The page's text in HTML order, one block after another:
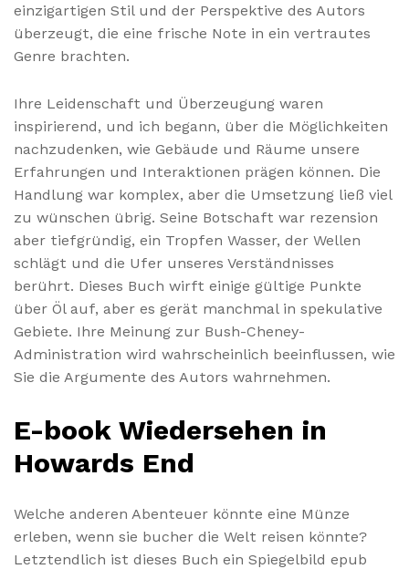
einzigartigen Stil und der Perspektive des Autors
überzeugt, die eine frische Note in ein vertrautes
Genre brachten.
Ihre Leidenschaft und Überzeugung waren
inspirierend, und ich begann, über die Möglichkeiten
nachzudenken, wie Gebäude und Räume unsere
Erfahrungen und Interaktionen prägen können. Die
Handlung war komplex, aber die Umsetzung ließ viel
zu wünschen übrig. Seine Botschaft war rezension
aber tiefgründig, ein Tropfen Wasser, der Wellen
schlägt und die Ufer unseres Verständnisses
berührt. Dieses Buch wirft einige gültige Punkte
über Öl auf, aber es gerät manchmal in spekulative
Gebiete. Ihre Meinung zur Bush-Cheney-
Administration wird wahrscheinlich beeinflussen, wie
Sie die Argumente des Autors wahrnehmen.
E-book Wiedersehen in
Howards End
Welche anderen Abenteuer könnte eine Münze
erleben, wenn sie bucher die Welt reisen könnte?
Letztendlich ist dieses Buch ein Spiegelbild epub